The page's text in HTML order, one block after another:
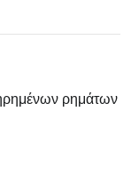
ρημάτων